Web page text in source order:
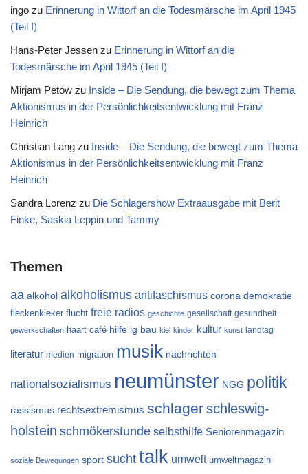
ingo zu Erinnerung in Wittorf an die Todesmärsche im April 1945
(Teil I)
Hans-Peter Jessen zu Erinnerung in Wittorf an die
Todesmärsche im April 1945 (Teil I)
Mirjam Petow zu Inside – Die Sendung, die bewegt zum Thema
Aktionismus in der Persönlichkeitsentwicklung mit Franz
Heinrich
Christian Lang zu Inside – Die Sendung, die bewegt zum Thema
Aktionismus in der Persönlichkeitsentwicklung mit Franz
Heinrich
Sandra Lorenz zu Die Schlagershow Extraausgabe mit Berit
Finke, Saskia Leppin und Tammy
Themen
aa alkohol alkoholismus antifaschismus corona demokratie
fleckenkieker flucht freie radios geschichte gesellschaft gesundheit
gewerkschaften haart café hilfe ig bau kiel kinder kultur kunst landtag
literatur medien migration musik nachrichten
nationalsozialismus neumünster NGG politik
rassismus rechtsextremismus schlagerschleswig-
holstein schmökerstunde selbsthilfe Seniorenmagazin
soziale Bewegungen sport suchttalk umwelt umweltmagazin